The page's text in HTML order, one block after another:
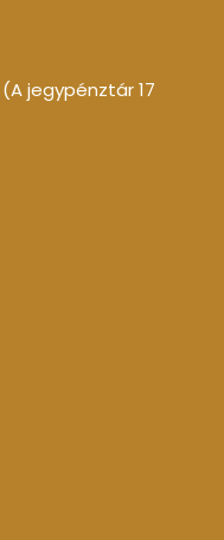
(A jegypénztár 17